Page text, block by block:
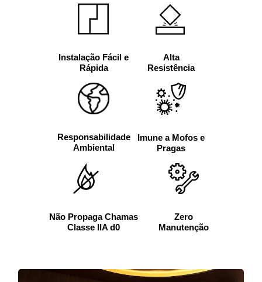
Instalação Fácil e
Rápida
Alta
Resistência
Responsabilidade
Ambiental
Imune a Mofos e
Pragas
Não Propaga Chamas
Classe IIA d0
Zero
Manutenção